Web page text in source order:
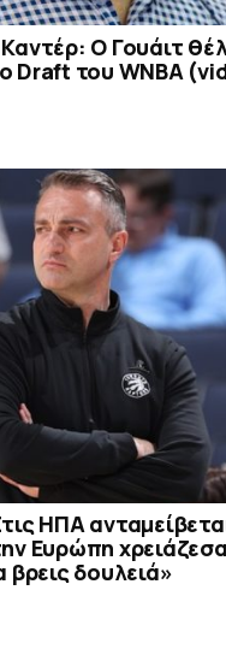
Ο Γουάιτ
Draft του WNBA
ΗΠΑ
Ευρώπη
βρεις δουλειά»